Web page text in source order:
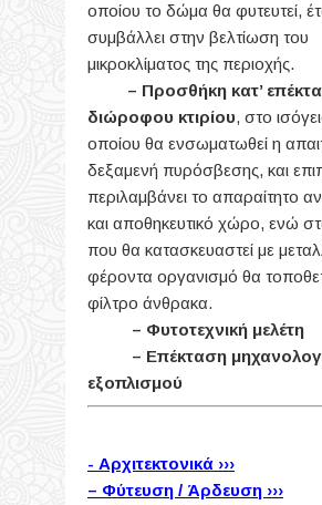
οποίου το δώμα θα φυτευτεί,
συμβάλλει στην βελτίωση του
μικροκλίματος της περιοχής.
– Προσθήκη κατ’
διώροφου κτιρίου, στο
οποίου θα ενσωματωθεί η
δεξαμενή πυρόσβεσης, και
περιλαμβάνει το απαραίτητο
και αποθηκευτικό χώρο, ενώ
που θα κατασκευαστεί με
φέροντα οργανισμό θα
φίλτρο άνθρακα.
– Φυτοτεχνική μελέτη
– Επέκταση
εξοπλισμού
- Αρχιτεκτονικά ›››
– Φύτευση / Άρδευση ›››